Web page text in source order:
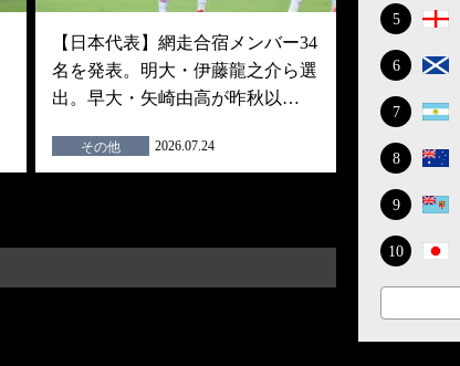
【日本代表】網走合宿メンバー34
名を発表。明大・伊藤龍之介ら選
出。早大・矢崎由高が昨秋以…
その他 2026.07.24
5
6
7
8
9
10